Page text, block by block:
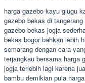
harga gazebo kayu glugu
gazebo bekas di
gazebo bekas jogja
bekas bogor bahkan lebih
semarang dengan cara
terjangkau bersama harga
jogja terlebih lagi karena
bambu demikian pula